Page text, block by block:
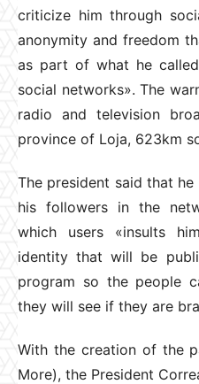
criticize him through
anonymity and freedom
as part of what he
social networks». The
radio and television
province of Loja, 623km
The president said that
his followers in the
which users «insults
identity that will be
program so the people
they will see if they are
With the creation of the
More), the President